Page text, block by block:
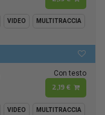
VIDEO MULTITRACCIA
Con testo
2,19 €
VIDEO MULTITRACCIA